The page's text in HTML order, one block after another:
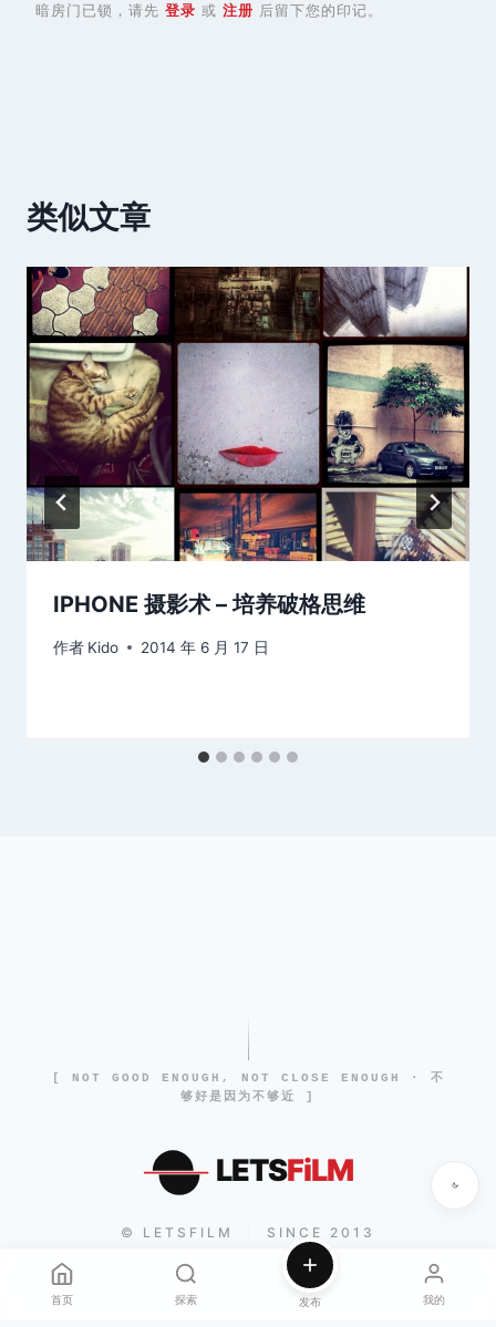
暗房门已锁，请先 登录 或 注册 后留下您的印记。
类似文章
IPHONE 摄影术 – 培养破格思维
作者 Kido 2014 年 6 月 17 日
[ NOT GOOD ENOUGH, NOT CLOSE ENOUGH · 不
够好是因为不够近 ]
LETSFiLM
© LETSFILM SINCE 2013
首页 探索 发布 我的